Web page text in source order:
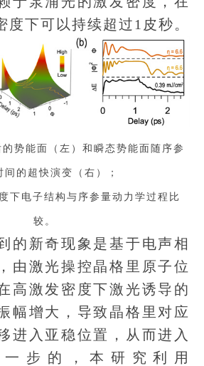
度下可以持续超过1皮秒。
势能面（左）和瞬态势能面随序参
间的超快演变（右）；
下电子结构与序参量动力学过程比
较。
新奇现象是基于电声相
由激光操控晶格里原子位
高激发密度下激光诱导的
幅增大，导致晶格里对应
进入亚稳位置，从而进入
步的，本研究利用